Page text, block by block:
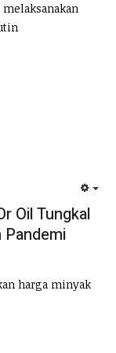
Oil Tungkal
harga minyak